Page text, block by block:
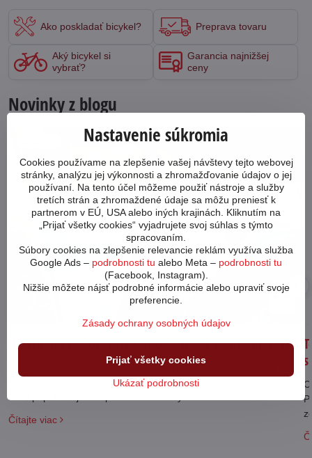
Novinky z blogu
25
Odpružená sedlovka na bicykel - zlepší komfort jazdy?
Mať špičkový bicykel, či elektrobicykel je super, avšak cítiť sa na
ňom komfortne je ešte dôležitejšie. Pozrieme sa na to, čo dokážu
Čítajte viac
Ako poskladať bicykel? Preprava tovaru
Aký bicykel si
vybrať?
Garancia najnižšej
ceny
Nastavenie súkromia
Cookies používame na zlepšenie vašej návštevy tejto webovej
stránky, analýzu jej výkonnosti a zhromažďovanie údajov o jej
používaní. Na tento účel môžeme použiť nástroje a služby
tretích strán a zhromaždené údaje sa môžu preniesť k
partnerom v EÚ, USA alebo iných krajinách. Kliknutím na
„Prijať všetky cookies“ vyjadrujete svoj súhlas s týmto
spracovaním.
Súbory cookies na zlepšenie relevancie reklám využíva služba
Google Ads – podrobnosti tu alebo Meta – podrobnosti tu
(Facebook, Instagram).
Nižšie môžete nájsť podrobné informácie alebo upraviť svoje
preferencie.
Zásady ochrany osobných údajov
Ukázať podrobnosti
Prijať všetky cookies